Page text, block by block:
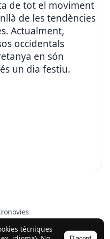
tècniques
de tot el moviment
de les tendències
Actualment,
occidentals
en són
un dia festiu.
amb l’ajuda de la IA